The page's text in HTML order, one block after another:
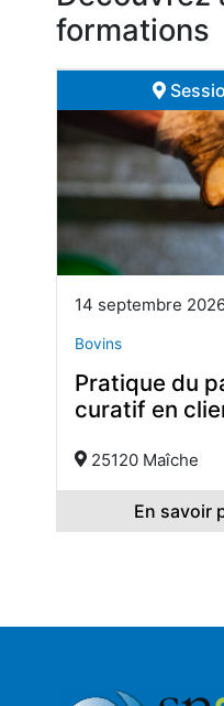
formations
14 septembre
Bovins
Pratique du
curatif en
25120 Maîche
En savoir